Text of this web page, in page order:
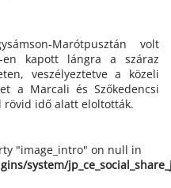
Marótpusztán volt
kapott lángra a száraz
veszélyeztetve a közeli
a Marcali és Szőkedencsi
rövid idő alatt eloltották.
"image_intro" on null in
system/